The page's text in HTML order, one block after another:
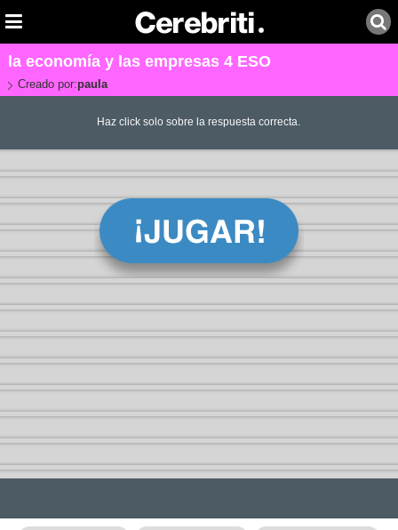
la economía y las empresas 4 ESO
Creado por:paula
Haz click solo sobre la respuesta correcta.